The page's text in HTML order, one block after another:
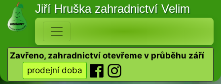
Jiří Hruška zahradnictví Velim
Zavřeno, zahradnictví otevřeme v průběhu září
prodejní doba